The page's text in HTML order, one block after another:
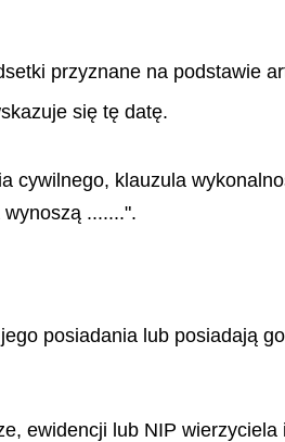
przyznane na podstawie
się tę datę.
cywilnego, klauzula
.......".
posiadania lub posiadają
ewidencji lub NIP wierzyciela i